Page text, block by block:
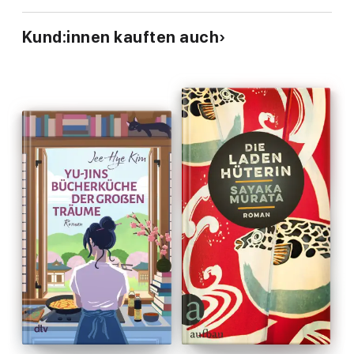
Kund:innen kauften auch